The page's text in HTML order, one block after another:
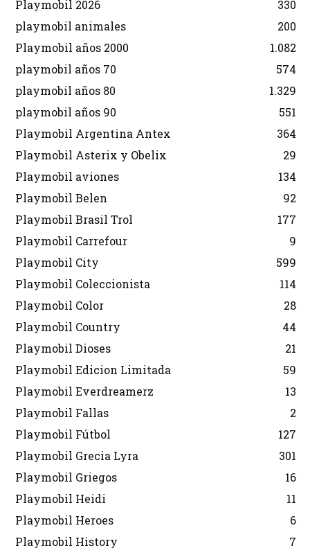
Playmobil 2026
330
playmobil animales
200
Playmobil años 2000
1.082
playmobil años 70
574
playmobil años 80
1.329
playmobil años 90
551
Playmobil Argentina Antex
364
Playmobil Asterix y Obelix
29
Playmobil aviones
134
Playmobil Belen
92
Playmobil Brasil Trol
177
Playmobil Carrefour
9
Playmobil City
599
Playmobil Coleccionista
114
Playmobil Color
28
Playmobil Country
44
Playmobil Dioses
21
Playmobil Edicion Limitada
59
Playmobil Everdreamerz
13
Playmobil Fallas
2
Playmobil Fútbol
127
Playmobil Grecia Lyra
301
Playmobil Griegos
16
Playmobil Heidi
11
Playmobil Heroes
6
Playmobil History
7